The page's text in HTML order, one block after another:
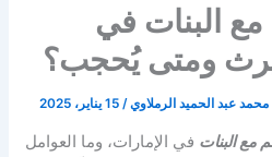
البنات في
يرث ومتى يُحجب؟
عبد الحميد الرملاوي/15 يناير، 2025
مع البنات في الإمارات، وما العوامل